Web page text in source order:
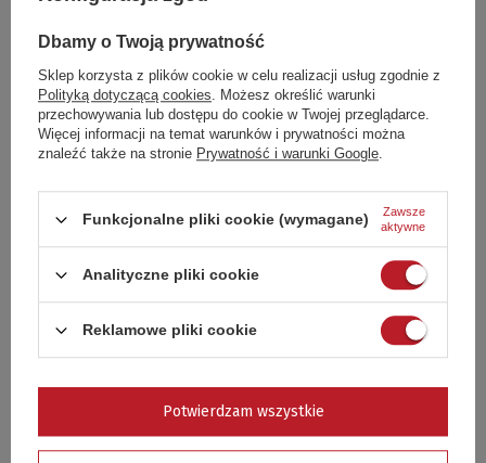
Treść twojej opinii
Twoje imię
Dbamy o Twoją prywatność
Sklep korzysta z plików cookie w celu realizacji usług zgodnie z
Polityką dotyczącą cookies. Możesz określić warunki
przechowywania lub dostępu do cookie w Twojej przeglądarce.
Więcej informacji na temat warunków i prywatności można
znaleźć także na stronie Prywatność i warunki Google.
Funkcjonalne pliki cookie (wymagane)
Zawsze
aktywne
Analityczne pliki cookie
Reklamowe pliki cookie
Potwierdzam wszystkie